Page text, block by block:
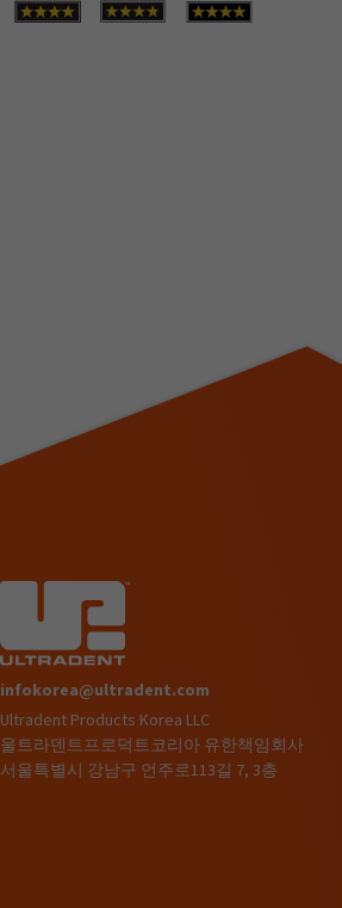
infokorea@ultradent.com
Ultradent Products Korea LLC
울트라덴트프로덕트코리아 유한책임회사
서울특별시 강남구 언주로113길 7, 3층